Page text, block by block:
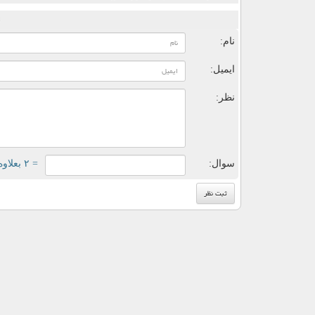
نام:
ایمیل:
نظر:
سوال: = ۲ بعلاوه ۴